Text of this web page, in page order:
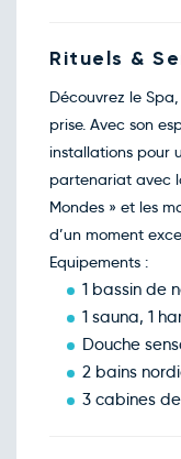
Rituels &
Découvrez le
prise. Avec son
installations pour
partenariat avec
Mondes » et les
d’un moment
Equipements :
1 bassin de
1 sauna, 1
Douche
2 bains
3 cabines